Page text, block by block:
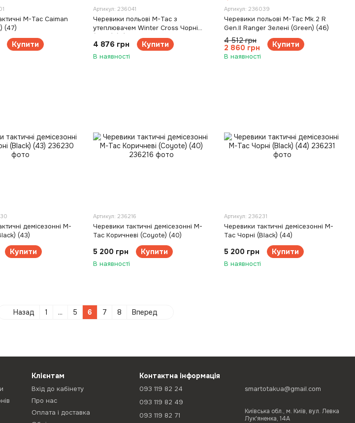
M-Tac Caiman
(47)
Купити
Артикул: 236041
Черевики польові M-Tac з
утеплювачем Winter Cross Чорні
4 876 грн Купити
В наявності
Артикул: 236039
Черевики польові M-Tac Mk.2 R
Gen.II Ranger Зелені (Green) (46)
4 512 грн
2 860 грн Купити
В наявності
демісезонні M-
(43)
Купити
Артикул: 236216
Черевики тактичні демісезонні M-
Tac Коричневі (Coyote) (40)
5 200 грн Купити
В наявності
Артикул: 236231
Черевики тактичні демісезонні M-
Tac Чорні (Black) (44)
5 200 грн Купити
В наявності
Назад 1 ... 5 6 7 8 Вперед
Клієнтам
Вхід до кабінету
Про нас
Оплата і доставка
Контактна інформація
093 119 82 24
093 119 82 49
093 119 82 71
smartotakua@gmail.com
Київська обл., м. Київ, вул. Левка
Лук'яненка, 14А